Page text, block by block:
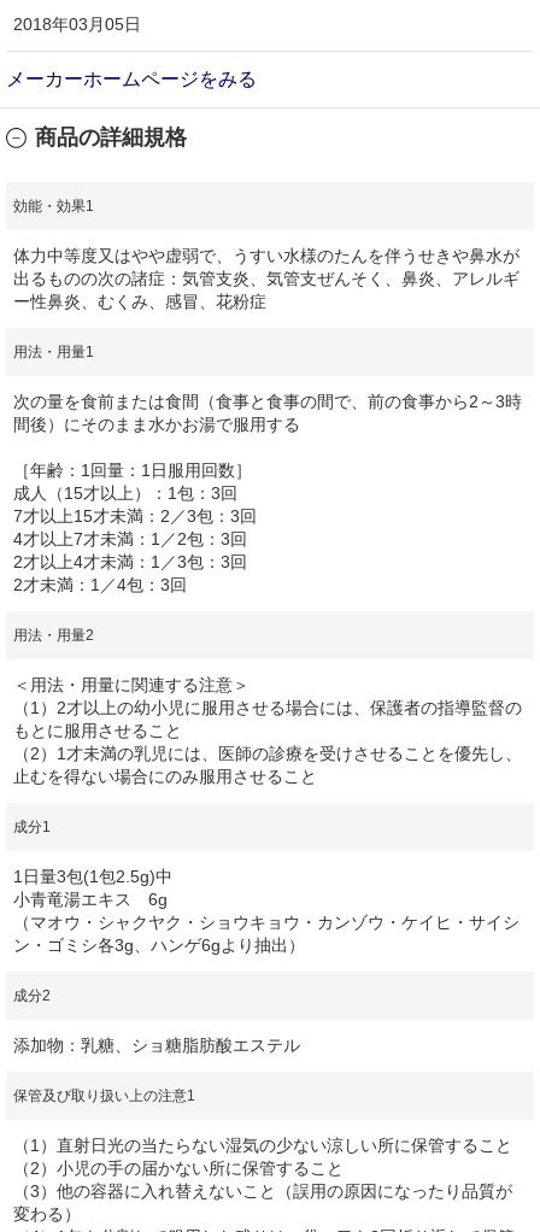
2018年03月05日
メーカーホームページをみる
商品の詳細規格
効能・効果1
体力中等度又はやや虚弱で、うすい水様のたんを伴うせきや鼻水が
出るものの次の諸症：気管支炎、気管支ぜんそく、鼻炎、アレルギ
ー性鼻炎、むくみ、感冒、花粉症
用法・用量1
次の量を食前または食間（食事と食事の間で、前の食事から2～3時
間後）にそのまま水かお湯で服用する
［年齢：1回量：1日服用回数］
成人（15才以上）：1包：3回
7才以上15才未満：2／3包：3回
4才以上7才未満：1／2包：3回
2才以上4才未満：1／3包：3回
2才未満：1／4包：3回
用法・用量2
＜用法・用量に関連する注意＞
（1）2才以上の幼小児に服用させる場合には、保護者の指導監督の
もとに服用させること
（2）1才未満の乳児には、医師の診療を受けさせることを優先し、
止むを得ない場合にのみ服用させること
成分1
1日量3包(1包2.5g)中
小青竜湯エキス 6g
（マオウ・シャクヤク・ショウキョウ・カンゾウ・ケイヒ・サイシ
ン・ゴミシ各3g、ハンゲ6gより抽出）
成分2
添加物：乳糖、ショ糖脂肪酸エステル
保管及び取り扱い上の注意1
（1）直射日光の当たらない湿気の少ない涼しい所に保管すること
（2）小児の手の届かない所に保管すること
（3）他の容器に入れ替えないこと（誤用の原因になったり品質が
変わる）